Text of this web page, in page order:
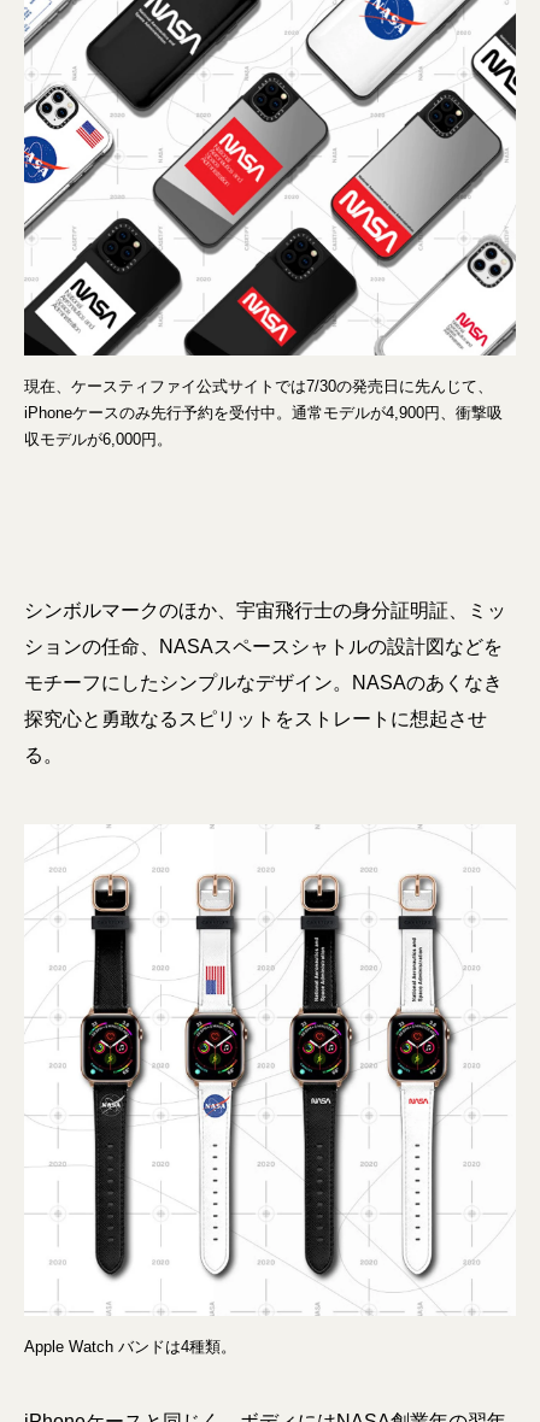
現在、ケースティファイ公式サイトでは7/30の発売日に先んじて、
iPhoneケースのみ先行予約を受付中。通常モデルが4,900円、衝撃吸
収モデルが6,000円。
シンボルマークのほか、宇宙飛行士の身分証明証、ミッ
ションの任命、NASAスペースシャトルの設計図などを
モチーフにしたシンプルなデザイン。NASAのあくなき
探究心と勇敢なるスピリットをストレートに想起させ
る。
Apple Watch バンドは4種類。